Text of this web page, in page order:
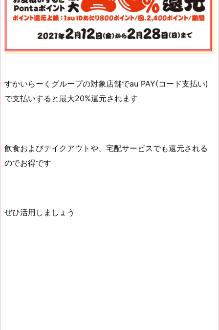
すかいらーくグループの対象店舗でau PAY(コード支払い)
で支払いすると最大20%還元されます
飲食およびテイクアウトや、宅配サービスでも還元される
のでお得です
ぜひ活用しましょう